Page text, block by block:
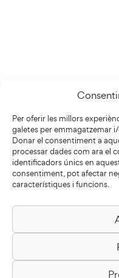
Per oferir les millors
galetes per emmagatzemar
Donar el consentiment a
processar dades com ara el
identificadors únics en
consentiment, pot afectar
característiques i funcions.
Biblioteca Pilarin
Passeig de la
08500 Vic